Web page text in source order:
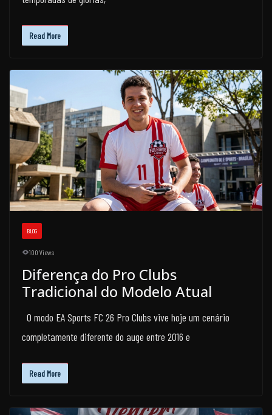
Read More
BLOG
100 Views
Diferença do Pro Clubs
Tradicional do Modelo Atual
O modo EA Sports FC 26 Pro Clubs vive hoje um cenário
completamente diferente do auge entre 2016 e
Read More